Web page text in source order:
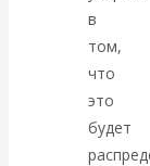
Может
Америка
в
том,
что
это
будет